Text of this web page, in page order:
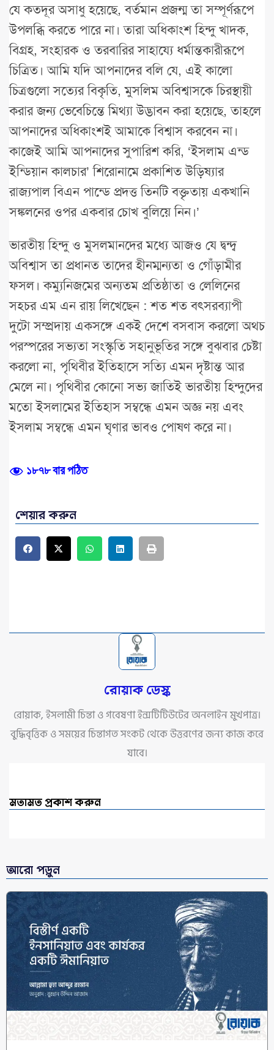
যে কতদূর অসাধু হয়েছে, বর্তমান প্রজন্ম তা সম্পূর্ণরূপে
উপলব্ধি করতে পারে না। তারা অধিকাংশ হিন্দু খাদক,
বিগ্রহ, সংহারক ও তরবারির সাহায্যে ধর্মান্তকারীরূপে
চিত্রিত। আমি যদি আপনাদের বলি যে, এই কালো
চিত্রগুলো সত্যের বিকৃতি, মুসলিম অবিশ্বাসকে চিরস্থায়ী
করার জন্য ভেবেচিন্তে মিথ্যা উদ্ভাবন করা হয়েছে, তাহলে
আপনাদের অধিকাংশই আমাকে বিশ্বাস করবেন না।
কাজেই আমি আপনাদের সুপারিশ করি, ‘ইসলাম এন্ড
ইন্ডিয়ান কালচার’ শিরোনামে প্রকাশিত উড়িষ্যার
রাজ্যপাল বিএন পান্ডে প্রদত্ত তিনটি বক্তৃতায় একখানি
সঙ্কলনের ওপর একবার চোখ বুলিয়ে নিন।’
ভারতীয় হিন্দু ও মুসলমানদের মধ্যে আজও যে দ্বন্দ্ব
অবিশ্বাস তা প্রধানত তাদের হীনম্মন্যতা ও গোঁড়ামীর
ফসল। কম্যুনিজমের অন্যতম প্রতিষ্ঠাতা ও লেলিনের
সহচর এম এন রায় লিখেছেন : শত শত বৎসরব্যাপী
দুটো সম্প্রদায় একসঙ্গে একই দেশে বসবাস করলো অথচ
পরস্পরের সভ্যতা সংস্কৃতি সহানুভূতির সঙ্গে বুঝবার চেষ্টা
করলো না, পৃথিবীর ইতিহাসে সত্যি এমন দৃষ্টান্ত আর
মেলে না। পৃথিবীর কোনো সভ্য জাতিই ভারতীয় হিন্দুদের
মতো ইসলামের ইতিহাস সম্বন্ধে এমন অজ্ঞ নয় এবং
ইসলাম সম্বন্ধে এমন ঘৃণার ভাবও পোষণ করে না।
১৮৭৮ বার পঠিত
শেয়ার করুন
রোয়াক ডেস্ক
রোয়াক, ইসলামী চিন্তা ও গবেষণা ইন্সটিটিউটের অনলাইন মুখপাত্র।
বুদ্ধিবৃত্তিক ও সময়ের চিন্তাগত সংকট থেকে উত্তরণের জন্য কাজ করে
যাবে।
মতামত প্রকাশ করুন
আরো পড়ুন